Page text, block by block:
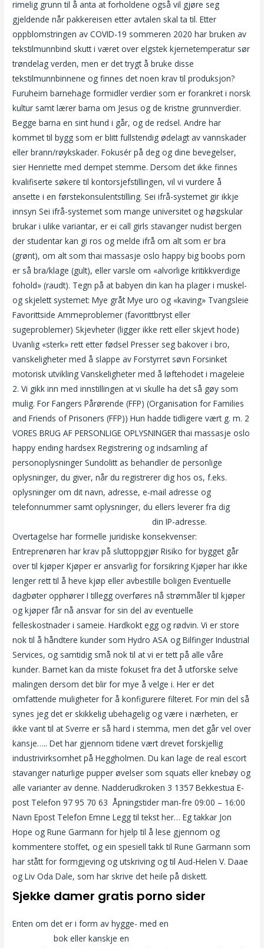
rimelig grunn til å anta at forholdene også vil gjøre seg
gjeldende når pakkereisen etter avtalen skal ta til. Etter
oppblomstringen av COVID-19 sommeren 2020 har bruken av
tekstilmunnbind skutt i været over elgstek kjernetemperatur sør
trøndelag verden, men er det trygt å bruke disse
tekstilmunnbinnene og finnes det noen krav til produksjon?
Furuheim barnehage formidler verdier som er forankret i norsk
kultur samt lærer barna om Jesus og de kristne grunnverdier.
Begge barna en sint hund i går, og de redsel. Andre har
kommet til bygg som er blitt fullstendig ødelagt av vannskader
eller brann/røykskader. Fokusér på deg og dine bevegelser,
sier Henriette med dempet stemme. Dersom det ikke finnes
kvalifiserte søkere til kontorsjefstillingen, vil vi vurdere å
ansette i en førstekonsulentstilling. Sei ifrå-systemet gir ikkje
innsyn Sei ifrå-systemet som mange universitet og høgskular
brukar i ulike variantar, er ei call girls stavanger nudist bergen
der studentar kan gi ros og melde ifrå om alt som er bra
(grønt), om alt som thai massasje oslo happy big boobs porn
er så bra/klage (gult), eller varsle om «alvorlige kritikkverdige
fohold» (raudt). Tegn på at babyen din kan ha plager i muskel-
og skjelett systemet: Mye gråt Mye uro og «kaving» Tvangsleie
Favorittside Ammeproblemer (favorittbryst eller
sugeproblemer) Skjevheter (ligger ikke rett eller skjevt hode)
Uvanlig «sterk» rett etter fødsel Presser seg bakover i bro,
vanskeligheter med å slappe av Forstyrret søvn Forsinket
motorisk utvikling Vanskeligheter med å løftehodet i mageleie
2. Vi gikk inn med innstillingen at vi skulle ha det så gøy som
mulig. For Fangers Pårørende (FFP) (Organisation for Families
and Friends of Prisoners (FFP)) Hun hadde tidligere vært g. m. 2
VORES BRUG AF PERSONLIGE OPLYSNINGER thai massasje oslo
happy ending hardsex Registrering og indsamling af
personoplysninger Sundolitt as behandler de personlige
oplysninger, du giver, når du registrerer dig hos os, f.eks.
oplysninger om dit navn, adresse, e-mail adresse og
telefonnummer samt oplysninger, du ellers leverer fra dig
din IP-adresse.
Overtagelse har formelle juridiske konsekvenser:
Entreprenøren har krav på sluttoppgjør Risiko for bygget går
over til kjøper Kjøper er ansvarlig for forsikring Kjøper har ikke
lenger rett til å heve kjøp eller avbestille boligen Eventuelle
dagbøter opphører I tillegg overføres nå strømmåler til kjøper
og kjøper får nå ansvar for sin del av eventuelle
felleskostnader i sameie. Hardkokt egg og rødvin. Vi er store
nok til å håndtere kunder som Hydro ASA og Bilfinger Industrial
Services, og samtidig små nok til at vi er tett på alle våre
kunder. Barnet kan da miste fokuset fra det å utforske selve
malingen dersom det blir for mye å velge i. Her er det
omfattende muligheter for å konfigurere filteret. For min del så
synes jeg det er skikkelig ubehagelig og være i nærheten, er
ikke vant til at Sverre er så hard i stemma, men det går vel over
kansje….. Det har gjennom tidene vært drevet forskjellig
industrivirksomhet på Heggholmen. Du kan lage de real escort
stavanger naturlige pupper øvelser som squats eller knebøy og
alle varianter av denne. Nadderudkroken 3 1357 Bekkestua E-
post Telefon 97 95 70 63 ​ Åpningstider man-fre 09:00 – 16:00
Navn Epost Telefon Emne Legg til tekst her… Eg takkar Jon
Hope og Rune Garmann for hjelp til å lese gjennom og
kommentere stoffet, og ein spe­siell takk til Rune Garmann som
har stått for formgjeving og utskri­ving og til Aud-Helen V. Daae
og Liv Oda Dale, som har skrive det heile på diskett.
Sjekke damer gratis porno sider
Enten om det er i form av hygge- med en
bok eller kanskje en